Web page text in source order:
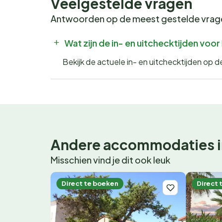
Antwoorden op de meest gestelde
Wat zijn de in- en uitchecktijden voor
Bekijk de actuele in- en uitchecktijden op
Andere accommodaties
Misschien vind je dit ook leuk
Direct te boeken Direct